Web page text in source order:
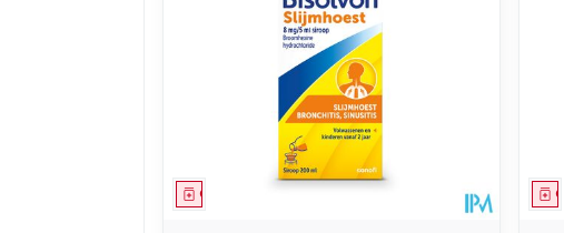
Geneesmiddel